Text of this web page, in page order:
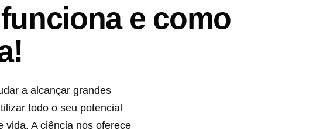
e como
a alcançar grandes
todo o seu potencial
vida. A ciência nos oferece